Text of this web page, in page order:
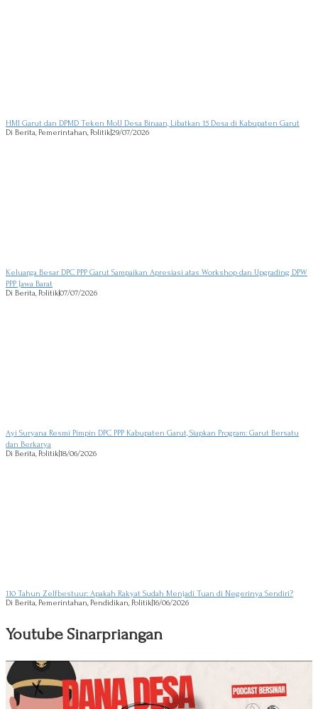
HMI Garut dan DPMD Teken MoU Desa Binaan, Libatkan 15 Desa di Kabupaten Garut
Di Berita, Pemerintahan, Politik29/07/2026
Keluarga Besar DPC PPP Garut Sampaikan Apresiasi atas Workshop dan Upgrading DPW
PPP Jawa Barat
Di Berita, Politik07/07/2026
Ayi Suryana Resmi Pimpin DPC PPP Kabupaten Garut, Siapkan Program: Garut Bersatu
dan Berkarya
Di Berita, Politik18/06/2026
110 Tahun Zelfbestuur: Apakah Rakyat Sudah Menjadi Tuan di Negerinya Sendiri?
Di Berita, Pemerintahan, Pendidikan, Politik16/06/2026
Youtube Sinarpriangan